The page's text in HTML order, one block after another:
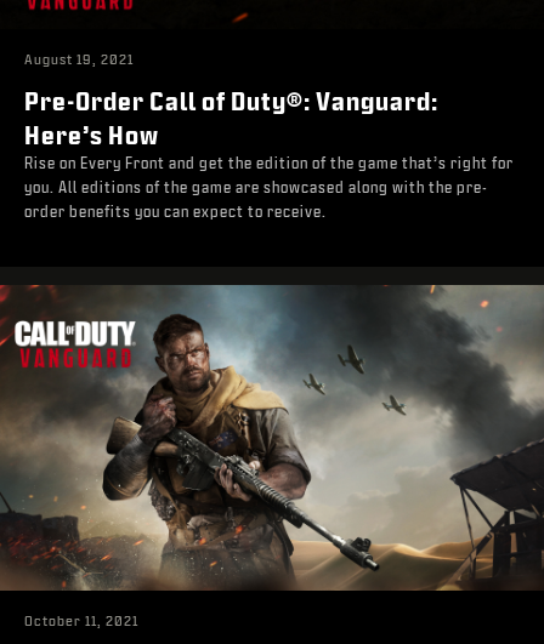
August 19, 2021
Pre-Order Call of Duty®: Vanguard:
Here’s How
Rise on Every Front and get the edition of the game that’s right for
you. All editions of the game are showcased along with the pre-
order benefits you can expect to receive.
October 11, 2021